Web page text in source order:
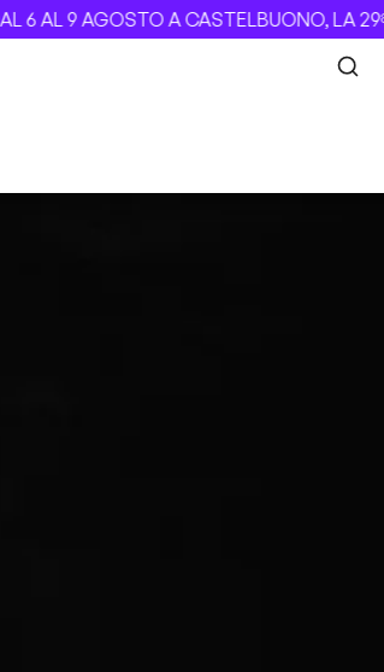
6 AL 9 AGOSTO A CASTELBUONO, LA